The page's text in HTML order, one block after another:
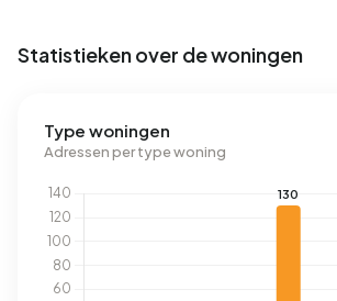
Statistieken over de woningen
Type woningen
Adressen per type woning